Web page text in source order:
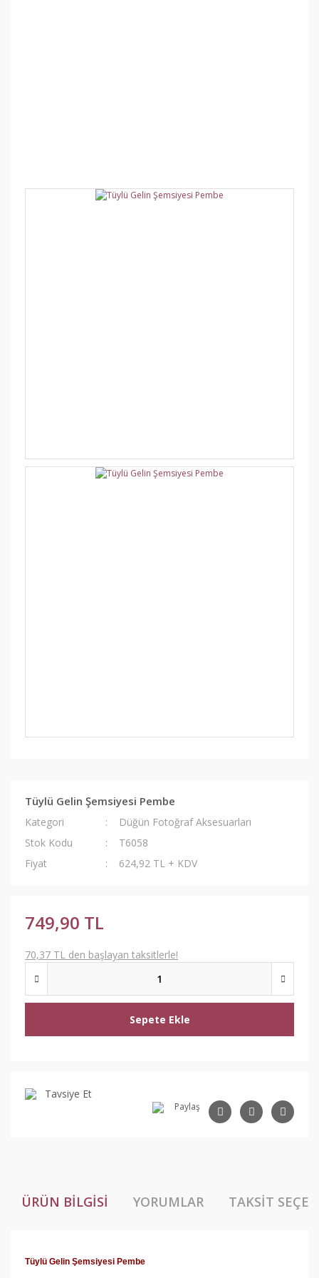
Tüylü Gelin Şemsiyesi Pembe
Kategori
Düğün Fotoğraf Aksesuarları
Stok Kodu
T6058
Fiyat
624,92 TL + KDV
749,90 TL
70,37 TL den başlayan taksitlerle!
Sepete Ekle
Tavsiye Et
Paylaş
ÜRÜN BILGISI YORUMLAR TAKSIT
Tüylü Gelin Şemsiyesi Pembe